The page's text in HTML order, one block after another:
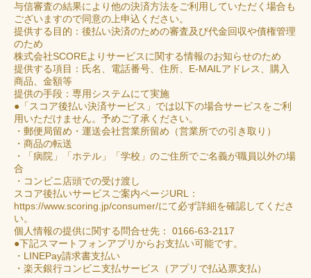
与信審査の結果により他の決済方法をご利用していただく場合も
ございますので同意の上申込ください。
提供する目的：後払い決済のための審査及び代金回収や債権管理
のため
株式会社SCOREよりサービスに関する情報のお知らせのため
提供する項目：氏名、電話番号、住所、E‐MAILアドレス、購入
商品、金額等
提供の手段：専用システムにて実施
●「スコア後払い決済サービス」では以下の場合サービスをご利
用いただけません。予めご了承ください。
・郵便局留め・運送会社営業所留め（営業所での引き取り）
・商品の転送
・「病院」「ホテル」「学校」のご住所でご名義が職員以外の場
合
・コンビニ店頭での受け渡し
スコア後払いサービスご案内ページURL：
https://www.scoring.jp/consumer/にて必ず詳細を確認してくださ
い。
個人情報の提供に関する問合せ先： 0166-63-2117
●下記スマートフォンアプリからお支払い可能です。
・LINEPay請求書支払い
・楽天銀行コンビニ支払サービス（アプリで払込票支払）